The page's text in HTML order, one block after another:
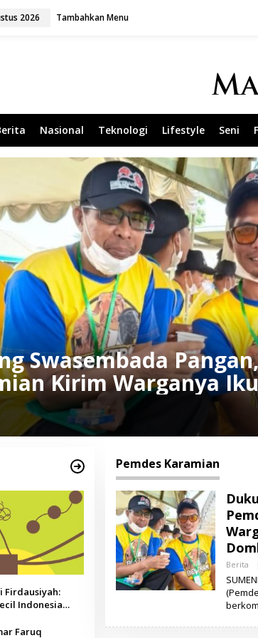
2026 Tambahkan Menu
Nasional Teknologi Lifestyle Seni
Swasembada
Kirim Warganya
Domba ke Malang
Firdausiyah:
Indonesia
Jauh, Narasi
Faruq
Pemdes Karamian
Berita